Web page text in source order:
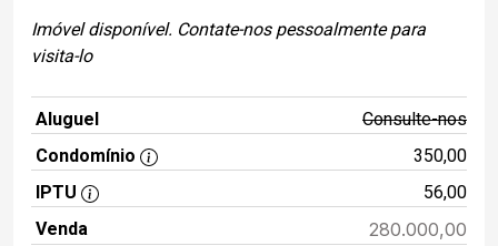
Imóvel disponível. Contate-nos pessoalmente para
visita-lo
Aluguel
Consulte-nos
Condomínio
350,00
IPTU
56,00
Venda
280.000,00